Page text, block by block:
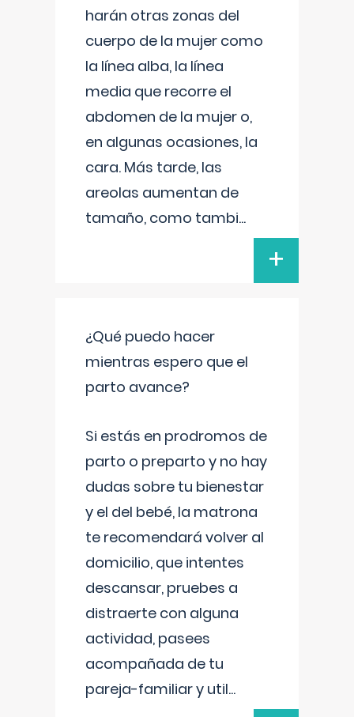
harán otras zonas del
cuerpo de la mujer como
la línea alba, la línea
media que recorre el
abdomen de la mujer o,
en algunas ocasiones, la
cara. Más tarde, las
areolas aumentan de
tamaño, como tambi...
+
¿Qué puedo hacer
mientras espero que el
parto avance?
Si estás en prodromos de
parto o preparto y no hay
dudas sobre tu bienestar
y el del bebé, la matrona
te recomendará volver al
domicilio, que intentes
descansar, pruebes a
distraerte con alguna
actividad, pasees
acompañada de tu
pareja-familiar y util...